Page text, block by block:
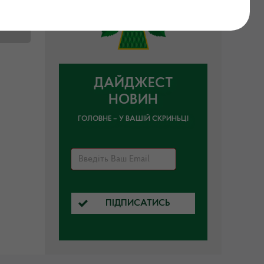
ДАЙДЖЕСТ
НОВИН
ГОЛОВНЕ – У ВАШІЙ СКРИНЬЦІ
ПІДПИСАТИСЬ